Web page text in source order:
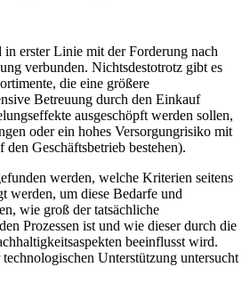
erster Linie mit der Forderung nach
verbunden. Nichtsdestotrotz gibt es
die eine größere
Betreuung durch den Einkauf
ausgeschöpft werden sollen,
oder ein hohes Versorgungrisiko mit
Geschäftsbetrieb bestehen).
werden, welche Kriterien seitens
werden, um diese Bedarfe und
wie groß der tatsächliche
Prozessen ist und wie dieser durch die
beeinflusst wird.
Unterstützung untersucht